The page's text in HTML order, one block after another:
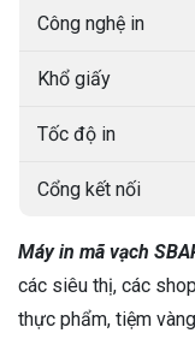
Công nghệ in
Khổ giấy
Tốc độ in
Cổng kết nối
Máy in mã vạch
các siêu thị, các
thực phẩm, tiệm